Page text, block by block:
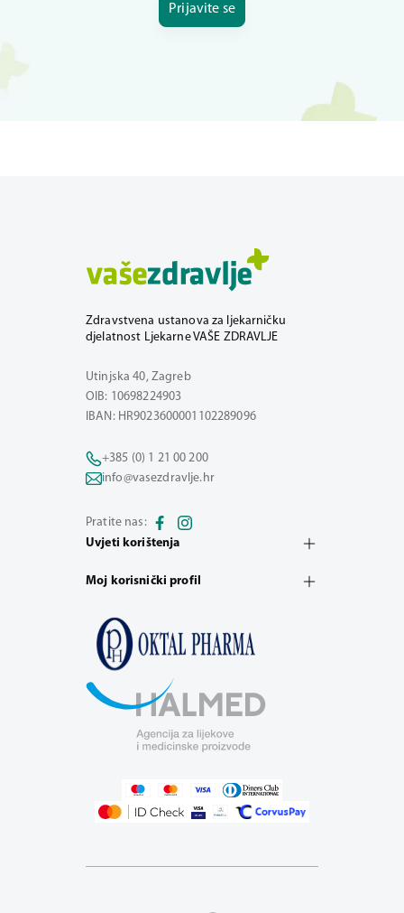
Prijavite se
Zdravstvena ustanova za ljekarničku
djelatnost Ljekarne VAŠE ZDRAVLJE
Utinjska 40, Zagreb
OIB: 10698224903
IBAN: HR9023600001102289096
+385 (0) 1 21 00 200
info@vasezdravlje.hr
Pratite nas:
Uvjeti korištenja
Moj korisnički profil